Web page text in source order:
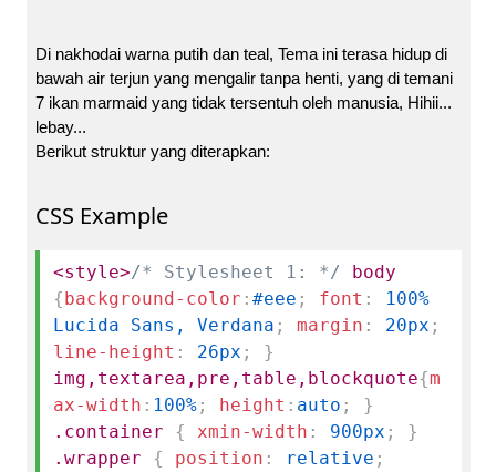
Di nakhodai warna putih dan teal, Tema ini terasa hidup di
bawah air terjun yang mengalir tanpa henti, yang di temani
7 ikan marmaid yang tidak tersentuh oleh manusia, Hihii...
lebay...
Berikut struktur yang diterapkan:
CSS Example
<style>/* Stylesheet 1: */ body
{background-color : #eee ; font :
100%
Lucida Sans, Verdana ; margin : 20px ;
line-height : 26px ;
}
img,textarea,pre,table,blockquote{m
ax-width : 100%; height : auto ;
}
.container { xmin-width : 900px ;
}
.wrapper { position : relative ;